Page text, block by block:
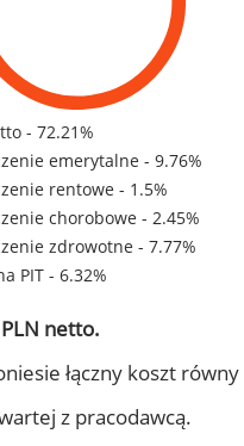
- 72.21%
emerytalne - 9.76%
rentowe - 1.5%
chorobowe - 2.45%
zdrowotne - 7.77%
PIT - 6.32%
netto.
łączny koszt równy
z pracodawcą.